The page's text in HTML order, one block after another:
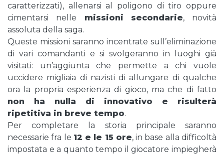
caratterizzati), allenarsi al poligono di tiro oppure
cimentarsi nelle missioni secondarie, novità
assoluta della saga.
Queste missioni saranno incentrate sull’eliminazione
di vari comandanti e si svolgeranno in luoghi già
visitati: un’aggiunta che permette a chi vuole
uccidere migliaia di nazisti di allungare di qualche
ora la propria esperienza di gioco, ma che di fatto
non ha nulla di innovativo e risulterà
ripetitiva in breve tempo.
Per completare la storia principale saranno
necessarie fra le 12 e le 15 ore, in base alla difficoltà
impostata e a quanto tempo il giocatore impiegherà